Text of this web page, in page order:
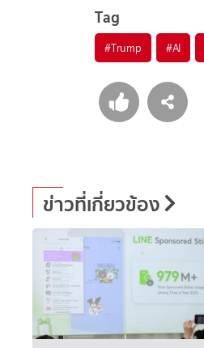
Tag
#Trump #AI
ข่าวที่เกี่ยวข้อง